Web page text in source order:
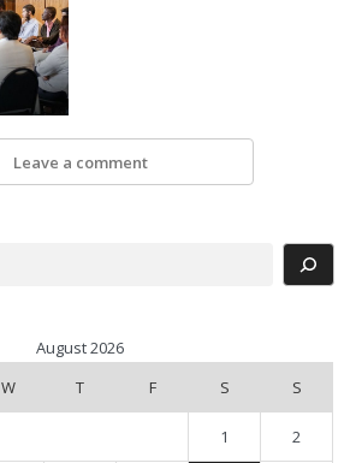
Leave a comment
August 2026
W T F S S
1 2